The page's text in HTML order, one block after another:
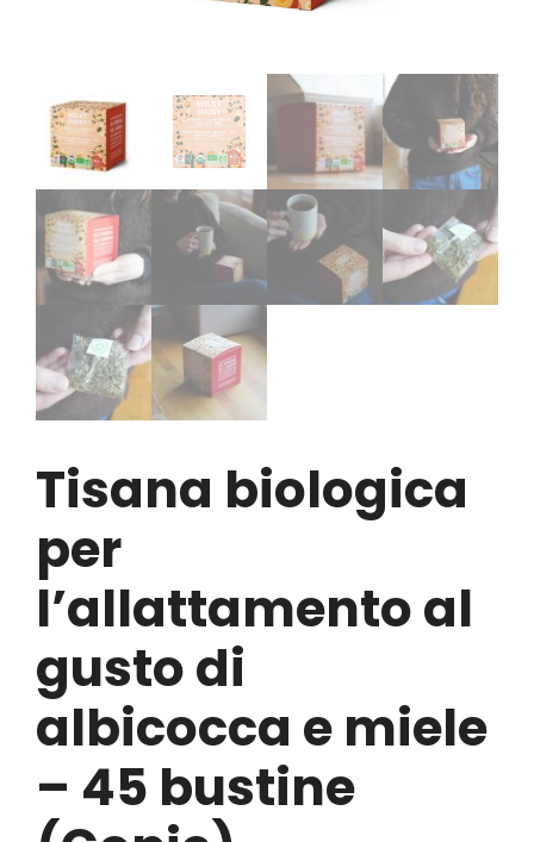
Tisana biologica
per
l’allattamento al
gusto di
albicocca e miele
– 45 bustine